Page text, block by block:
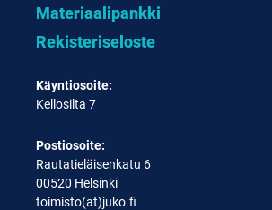
Materiaalipankki
Rekisteriseloste
Käyntiosoite:
Kellosilta 7
Postiosoite:
Rautatieläisenkatu 6
00520 Helsinki
toimisto(at)juko.fi